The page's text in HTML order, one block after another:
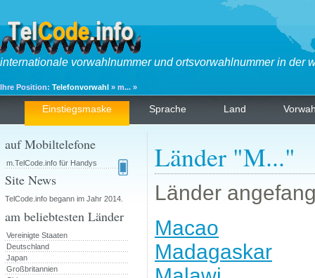
internationale vorwahlnummer und ortsvorwahlnummer in der
Ihre Position: Telefonvorwahl » m... »
Einstiegsmaske Sprache Land
Länder "M..."
Länder
Macao
Madagaskar
auf Mobiltelefone
m.TelCode.info für Handys
Site News
TelCode.info begann im Jahr 2014.
am beliebtesten Länder
Vereinigte Staaten
Deutschland
Japan
Großbritannien